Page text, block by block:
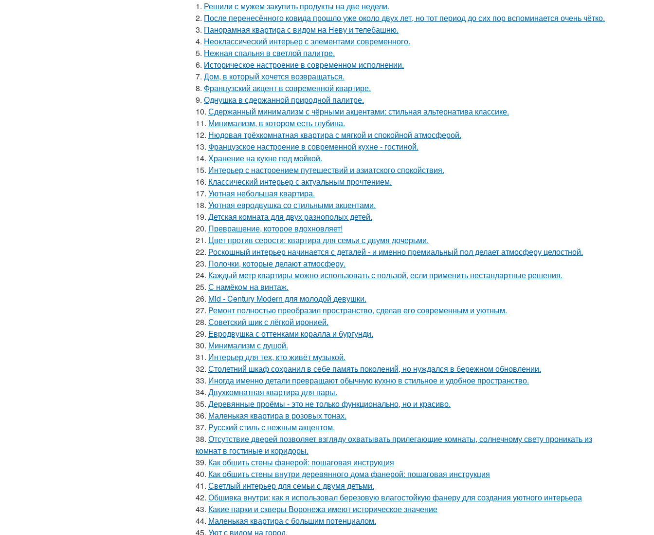
1. Решили с мужем закупить продукты на две недели.
2. После перенесённого ковида прошло уже около двух лет, но тот период до сих пор вспоминается очень чётко.
3. Панорамная квартира с видом на Неву и телебашню.
4. Неоклассический интерьер с элементами современного.
5. Нежная спальня в светлой палитре.
6. Историческое настроение в современном исполнении.
7. Дом, в который хочется возвращаться.
8. Французский акцент в современной квартире.
9. Однушка в сдержанной природной палитре.
10. Сдержанный минимализм с чёрными акцентами: стильная альтернатива классике.
11. Минимализм, в котором есть глубина.
12. Нюдовая трёхкомнатная квартира с мягкой и спокойной атмосферой.
13. Французское настроение в современной кухне - гостиной.
14. Хранение на кухне под мойкой.
15. Интерьер с настроением путешествий и азиатского спокойствия.
16. Классический интерьер с актуальным прочтением.
17. Уютная небольшая квартира.
18. Уютная евродвушка со стильными акцентами.
19. Детская комната для двух разнополых детей.
20. Превращение, которое вдохновляет!
21. Цвет против серости: квартира для семьи с двумя дочерьми.
22. Роскошный интерьер начинается с деталей - и именно премиальный пол делает атмосферу целостной.
23. Полочки, которые делают атмосферу.
24. Каждый метр квартиры можно использовать с пользой, если применить нестандартные решения.
25. С намёком на винтаж.
26. Mid - Century Modern для молодой девушки.
27. Ремонт полностью преобразил пространство, сделав его современным и уютным.
28. Советский шик с лёгкой иронией.
29. Евродвушка с оттенками коралла и бургунди.
30. Минимализм с душой.
31. Интерьер для тех, кто живёт музыкой.
32. Столетний шкаф сохранил в себе память поколений, но нуждался в бережном обновлении.
33. Иногда именно детали превращают обычную кухню в стильное и удобное пространство.
34. Двухкомнатная квартира для пары.
35. Деревянные проёмы - это не только функционально, но и красиво.
36. Маленькая квартира в розовых тонах.
37. Русский стиль с нежным акцентом.
38. Отсутствие дверей позволяет взгляду охватывать прилегающие комнаты, солнечному свету проникать из
комнат в гостиные и коридоры.
39. Как обшить стены фанерой: пошаговая инструкция
40. Как обшить стены внутри деревянного дома фанерой: пошаговая инструкция
41. Светлый интерьер для семьи с двумя детьми.
42. Обшивка внутри: как я использовал березовую влагостойкую фанеру для создания уютного интерьера
43. Какие парки и скверы Воронежа имеют историческое значение
44. Маленькая квартира с большим потенциалом.
45. Уют с видом на город.